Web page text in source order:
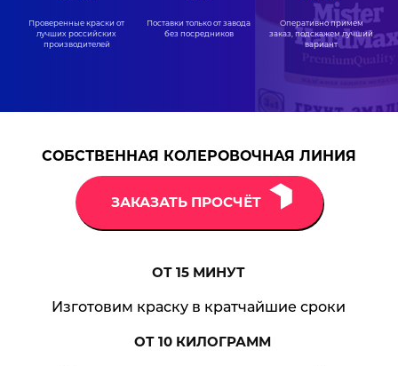
Проверенные краски от
лучших российских
производителей
Поставки только от завода
без посредников
Оперативно примем
заказ, подскажем лучший
вариант
СОБСТВЕННАЯ КОЛЕРОВОЧНАЯ ЛИНИЯ
ЗАКАЗАТЬ ПРОСЧЁТ
ОТ 15 МИНУТ
Изготовим краску в кратчайшие сроки
ОТ 10КИЛОГРАММ